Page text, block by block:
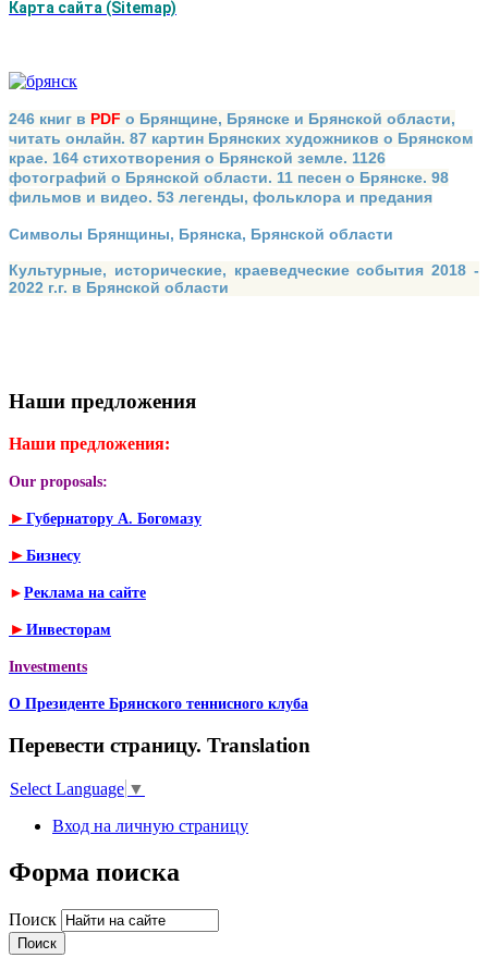
Карта сайта (Sitemap)
246 книг в PDF о Брянщине, Брянске и Брянской области,
читать онлайн. 87 картин Брянских художников о Брянском
крае. 164 стихотворения о Брянской земле. 1126
фотографий о Брянской области. 11 песен о Брянске. 98
фильмов и видео. 53 легенды, фольклора и предания
Символы Брянщины, Брянска, Брянской области
Культурные, исторические, краеведческие события 2018 -
2022 г.г. в Брянской области
Наши предложения
Наши предложения:
Our proposals:
► Губернатору А. Богомазу
► Бизнесу
► Реклама на сайте
► Инвесторам
Investments
О Президенте Брянского теннисного клуба
Перевести страницу. Translation
Select Language ▼
Вход на личную страницу
Форма поиска
Поиск